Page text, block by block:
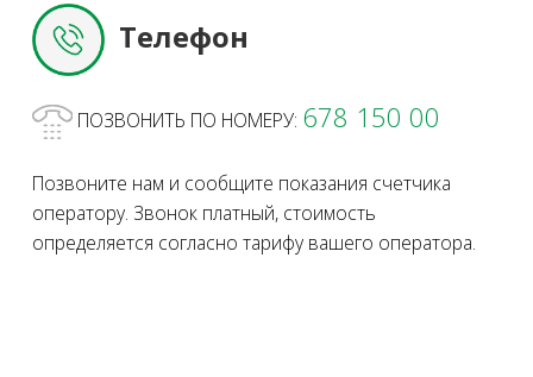
Телефон
ПОЗВОНИТЬ ПО НОМЕРУ: 678 150 00
Позвоните нам и сообщите показания счетчика
оператору. Звонок платный, стоимость
определяется согласно тарифу вашего оператора.